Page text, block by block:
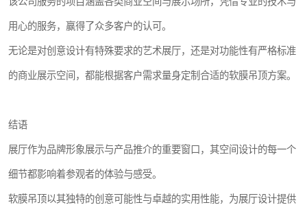
用心的服务，赢得了众多客户的认可。
无论是对创意设计有特殊要求的艺术展厅，还是对功能性有严格标准
的商业展示空间，都能根据客户需求量身定制合适的软膜吊顶方案。
结语
展厅作为品牌形象展示与产品推介的重要窗口，其空间设计的每一个
细节都影响着参观者的体验与感受。
软膜吊顶以其独特的创意可能性与卓越的实用性能，为展厅设计提供